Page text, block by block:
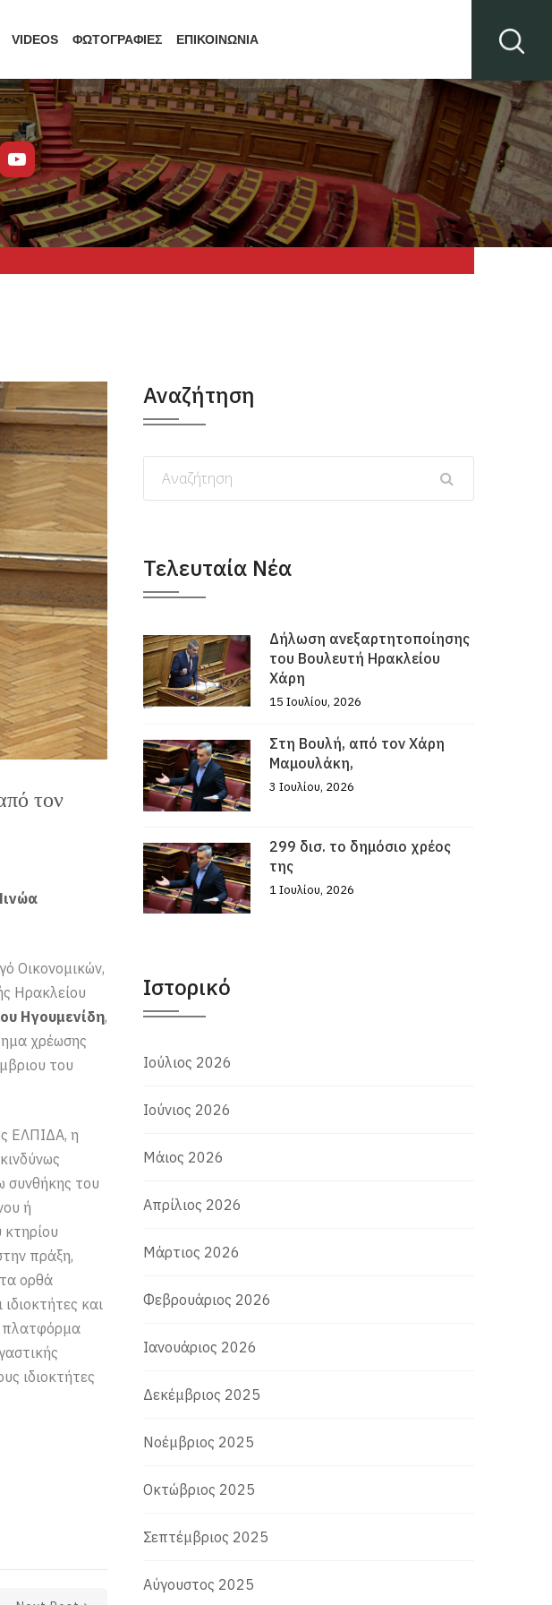
VIDEOS ΦΩΤΟΓΡΑΦΙΕΣ ΕΠΙΚΟΙΝΩΝΙΑ
τον
Οικονομικών,
Ηρακλείου
Ηγουμενίδη,
χρέωσης
του
ΕΛΠΙΔΑ, η
συνθήκης του
ή
πράξη,
ορθά
και
πλατφόρμα
ιδιοκτήτες
Αναζήτηση
Τελευταία Νέα
Δήλωση ανεξαρτητοποίησης
του Βουλευτή Ηρακλείου
Χάρη
15 Ιουλίου, 2026
Στη Βουλή, από τον Χάρη
Μαμουλάκη,
3 Ιουλίου, 2026
299 δισ. το δημόσιο χρέος
της
1 Ιουλίου, 2026
Ιστορικό
Ιούλιος 2026
Ιούνιος 2026
Μάιος 2026
Απρίλιος 2026
Μάρτιος 2026
Φεβρουάριος 2026
Ιανουάριος 2026
Δεκέμβριος 2025
Νοέμβριος 2025
Οκτώβριος 2025
Σεπτέμβριος 2025
Αύγουστος 2025